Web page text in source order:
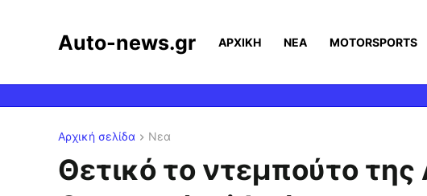
Auto-news.gr ΑΡΧΙΚΗ ΝΕΑ MOTORSPORTS
Αρχική σελίδα Νεα
Θετικό το ντεμπούτο της